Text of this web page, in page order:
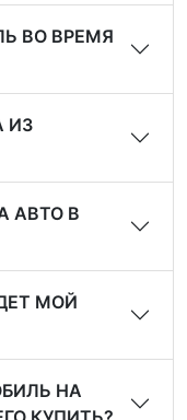
ВО ВРЕМЯ
ИЗ
АВТО В
МОЙ
НА